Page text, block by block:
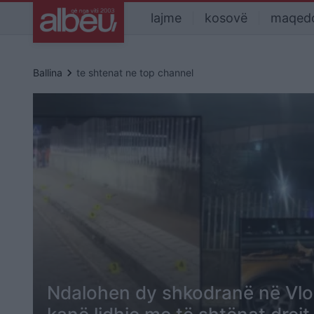
lajme kosovë
Ballina keyboard_arrow_right te shtenat ne top channel
Ndalohen dy shkodranë në